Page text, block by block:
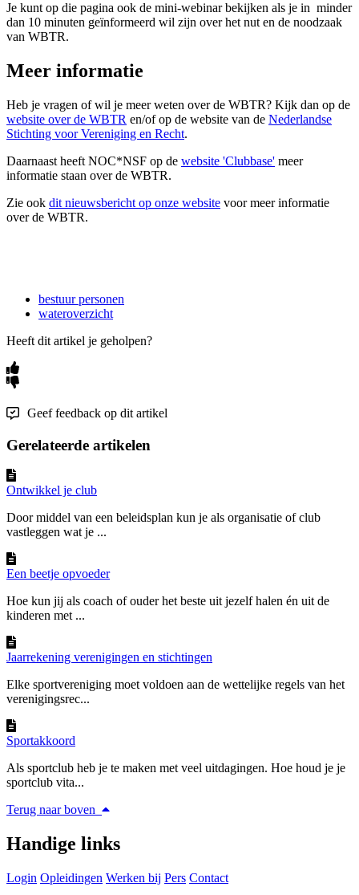
Je kunt op die pagina ook de mini-webinar bekijken als je in minder
dan 10 minuten geïnformeerd wil zijn over het nut en de noodzaak
van WBTR.
Meer informatie
Heb je vragen of wil je meer weten over de WBTR? Kijk dan op de
website over de WBTR en/of op de website van de Nederlandse
Stichting voor Vereniging en Recht.
Daarnaast heeft NOC*NSF op de website 'Clubbase' meer
informatie staan over de WBTR.
Zie ook dit nieuwsbericht op onze website voor meer informatie
over de WBTR.
bestuur personen
wateroverzicht
Heeft dit artikel je geholpen?
Geef feedback op dit artikel
Gerelateerde artikelen
Ontwikkel je club
Door middel van een beleidsplan kun je als organisatie of club
vastleggen wat je ...
Een beetje opvoeder
Hoe kun jij als coach of ouder het beste uit jezelf halen én uit de
kinderen met ...
Jaarrekening verenigingen en stichtingen
Elke sportvereniging moet voldoen aan de wettelijke regels van het
verenigingsrec...
Sportakkoord
Als sportclub heb je te maken met veel uitdagingen. Hoe houd je je
sportclub vita...
Terug naar boven
Handige links
Login Opleidingen Werken bij Pers Contact